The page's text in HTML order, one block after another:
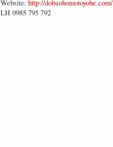
Website: http://dobaohomotoyohe.com/
LH 0985 795 792